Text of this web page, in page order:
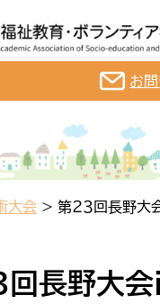
お
大会 > 第２３回長野大
回長野大